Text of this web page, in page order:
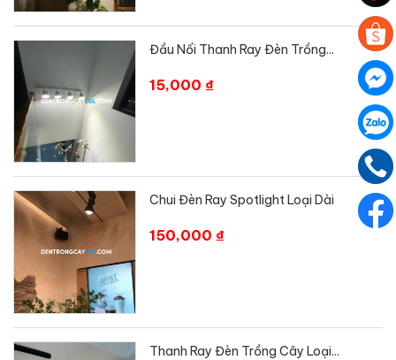
Đầu Nối Thanh Ray Đèn Trồng...
15,000 ₫
Chui Đèn Ray Spotlight Loại Dài
150,000 ₫
Thanh Ray Đèn Trồng Cây Loại...